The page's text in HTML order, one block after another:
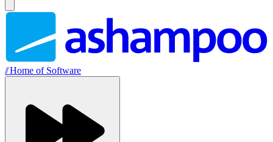
//Home of Software